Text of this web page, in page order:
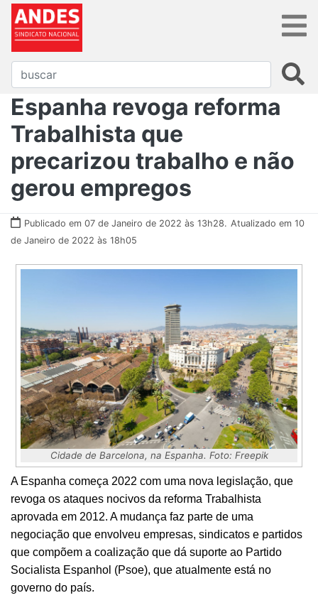
Espanha revoga reforma
Trabalhista que
precarizou trabalho e não
gerou empregos
Publicado em 07 de Janeiro de 2022 às 13h28. Atualizado em 10
de Janeiro de 2022 às 18h05
Cidade de Barcelona, na Espanha. Foto: Freepik
A Espanha começa 2022 com uma nova legislação, que
revoga os ataques nocivos da reforma Trabalhista
aprovada em 2012. A mudança faz parte de uma
negociação que envolveu empresas, sindicatos e partidos
que compõem a coalização que dá suporte ao Partido
Socialista Espanhol (Psoe), que atualmente está no
governo do país.